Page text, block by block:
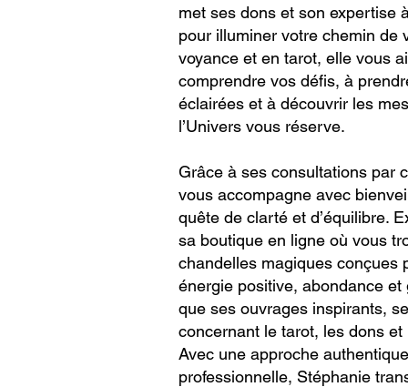
met ses dons et son expertise
pour illuminer votre chemin de
voyance et en tarot, elle vous
comprendre vos défis, à
éclairées et à découvrir les
l’Univers vous réserve.
Grâce à ses consultations par
vous accompagne avec
quête de clarté et d’équilibre.
sa boutique en ligne où vous
chandelles magiques conçues
énergie positive, abondance et
que ses ouvrages inspirants,
concernant le tarot, les dons et
Avec une approche
professionnelle, Stéphanie